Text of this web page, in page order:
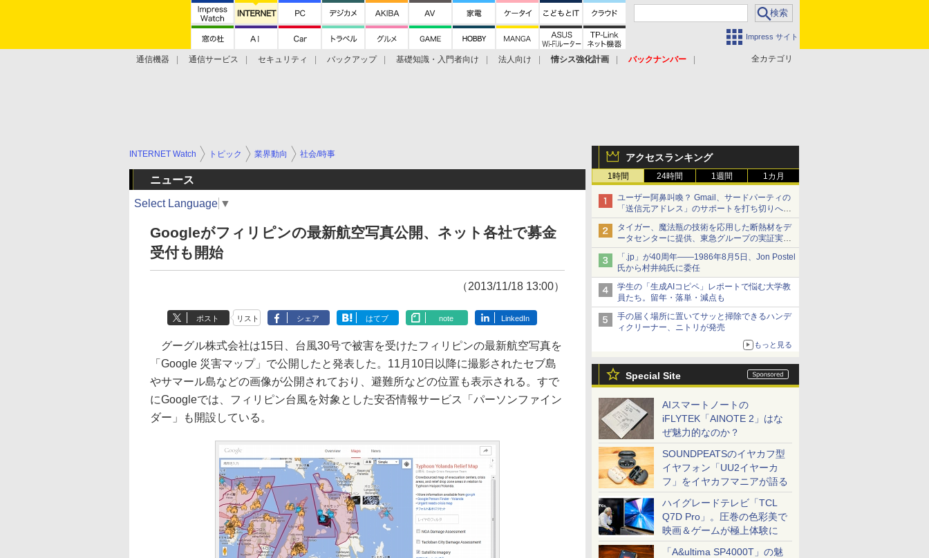
Impress サイト
全カテゴリ
通信機器 通信サービス セキュリティ バックアップ 基礎知識・入門者向け 法人向け 情シス強化計画
バックナンバー
アクセスランキング
1時間 24時間 1週間 1カ月
ユーザー阿鼻叫喚？ Gmail、サードパーティの
「送信元アドレス」のサポートを打ち切りへ
【やじうまWatch】
タイガー、魔法瓶の技術を応用した断熱材をデ
ータセンターに提供、東急グループの実証実験
で 「ステンレス密封真空断熱パネル TIVIP」
「.jp」が40周年――1986年8月5日、Jon Postel
氏から村井純氏に委任
学生の「生成AIコピペ」レポートで悩む大学教
員たち。留年・落単・減点も
手の届く場所に置いてサッと掃除できるハンデ
ィクリーナー、ニトリが発売
もっと見る
Special Site
AIスマートノートの
iFLYTEK「AINOTE 2」はな
ぜ魅力的なのか？
SOUNDPEATSのイヤカフ型
イヤフォン「UU2イヤーカ
フ」をイヤカフマニアが語る
ハイグレードテレビ「TCL
Q7D Pro」。圧巻の色彩美で
映画＆ゲームが極上体験に
「A&ultima SP4000T」の魅
INTERNET Watch トピック 業界動向 社会/時事
ニュース
Select Language ▼
Googleがフィリピンの最新航空写真公開、ネット各社で募金
受付も開始
（2013/11/18 13:00）
ポスト リスト シェア はてブ note LinkedIn
グーグル株式会社は15日、台風30号で被害を受けたフィリピンの最新航空写真を
「Google 災害マップ」で公開したと発表した。11月10日以降に撮影されたセブ島
やサマール島などの画像が公開されており、避難所などの位置も表示される。すで
にGoogleでは、フィリピン台風を対象とした安否情報サービス「パーソンファイン
ダー」も開設している。